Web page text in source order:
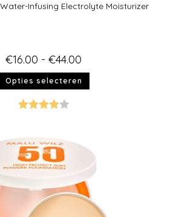
Infusing Electrolyte Moisturizer
€16.00 - €44.00
Opties selecteren
uit 5